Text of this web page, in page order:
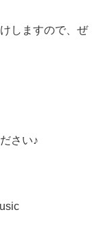
しますので、ぜ
さい♪